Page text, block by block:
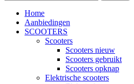
Home
Aanbiedingen
SCOOTERS
Scooters
Scooters nieuw
Scooters gebruikt
Scooters opknap
Elektrische scooters